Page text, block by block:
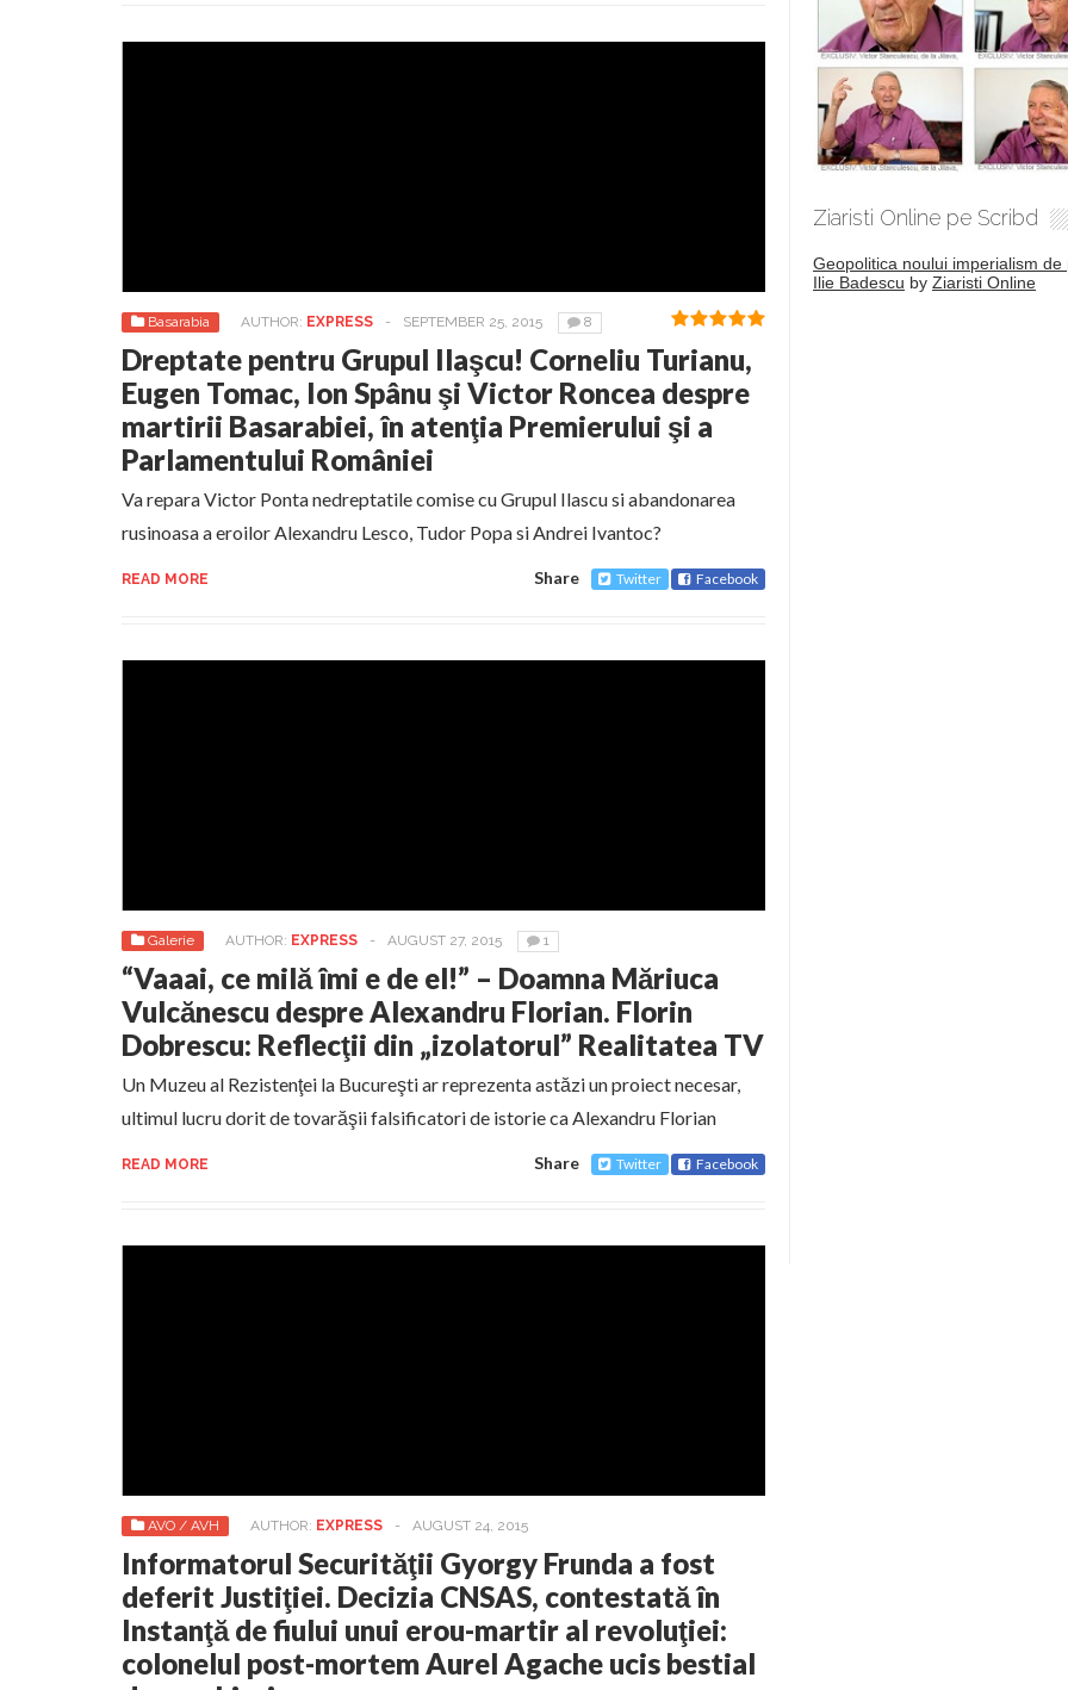
Basarabia AUTHOR: EXPRESS - SEPTEMBER 25, 2015 8
Dreptate pentru Grupul Ilaşcu! Corneliu Turianu,
Eugen Tomac, Ion Spânu şi Victor Roncea despre
martirii Basarabiei, în atenţia Premierului şi a
Parlamentului României
Va repara Victor Ponta nedreptatile comise cu Grupul Ilascu si abandonarea
rusinoasa a eroilor Alexandru Lesco, Tudor Popa si Andrei Ivantoc?
READ MORE Share Twitter Facebook
Galerie AUTHOR: EXPRESS - AUGUST 27, 2015 1
“Vaaai, ce milă îmi e de el!” – Doamna Măriuca
Vulcănescu despre Alexandru Florian. Florin
Dobrescu: Reflecţii din „izolatorul” Realitatea TV
Un Muzeu al Rezistenţei la Bucureşti ar reprezenta astăzi un proiect necesar,
ultimul lucru dorit de tovarăşii falsificatori de istorie ca Alexandru Florian
READ MORE Share Twitter Facebook
AVO / AVH AUTHOR: EXPRESS - AUGUST 24, 2015
Informatorul Securităţii Gyorgy Frunda a fost
deferit Justiţiei. Decizia CNSAS, contestată în
Instanţă de fiului unui erou-martir al revoluţiei:
colonelul post-mortem Aurel Agache ucis bestial
Ziaristi Online pe Scribd
Geopolitica noului imperialism de
Ilie Badescu by Ziaristi Online